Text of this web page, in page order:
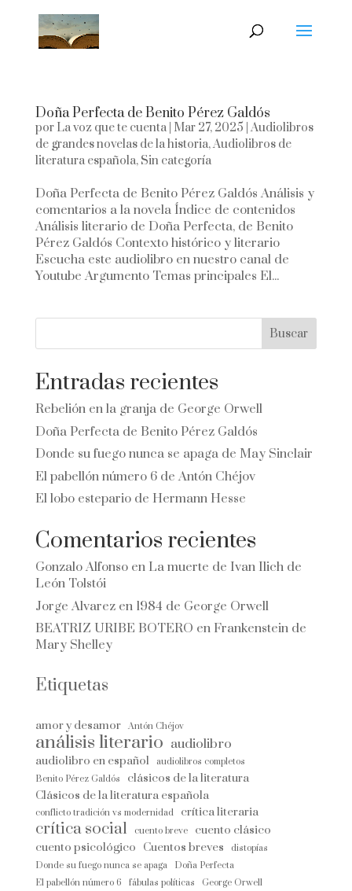
Doña Perfecta de Benito Pérez Galdós
por La voz que te cuenta| Mar 27, 2025 |Audiolibros
de grandes novelas de la historia,Audiolibros de
literatura española, Sin categoría
Doña Perfecta de Benito Pérez Galdós Análisis y
comentarios a la novela Índice de contenidos
Análisis literario de Doña Perfecta, de Benito
Pérez Galdós Contexto histórico y literario
Escucha este audiolibro en nuestro canal de
Youtube Argumento Temas principales El...
Buscar
Entradas recientes
Rebelión en la granja de George Orwell
Doña Perfecta de Benito Pérez Galdós
Donde su fuego nunca se apaga de May Sinclair
El pabellón número 6 de Antón Chéjov
El lobo estepario de Hermann Hesse
Comentarios recientes
Gonzalo Alfonsoen La muerte de Ivan Ilich de
León Tolstói
Jorge Alvarezen 1984 de George Orwell
BEATRIZ URIBE BOTERO en Frankenstein de
Mary Shelley
Etiquetas
amor y desamor Antón Chéjov
análisis literario audiolibro
audiolibro en español
audiolibros completos
Benito Pérez Galdós
clásicos de la literatura
Clásicos de la literatura española
conflicto tradición vs modernidad crítica literaria
crítica social cuento breve
cuento clásico
cuento psicológico Cuentos breves
distopías
Donde su fuego nunca se apaga
Doña Perfecta
El pabellón número 6
fábulas políticas George Orwell